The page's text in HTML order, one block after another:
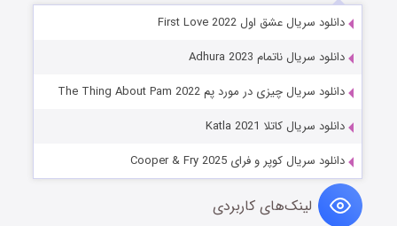
دانلود سریال عشق اول First Love 2022
دانلود سریال ناتمام Adhura 2023
دانلود سریال چیزی در مورد پم The Thing About Pam 2022
دانلود سریال کاتلا Katla 2021
دانلود سریال کوپر و فرای Cooper & Fry 2025
لینک‌های کاربردی